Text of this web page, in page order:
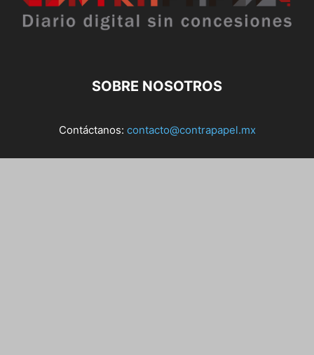
SOBRE NOSOTROS
Contáctanos: contacto@contrapapel.mx